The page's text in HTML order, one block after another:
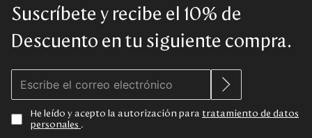
Suscríbete y recibe el 10% de
Descuento en tu siguiente compra.
He leído y acepto la autorización para tratamiento de datos
personales .